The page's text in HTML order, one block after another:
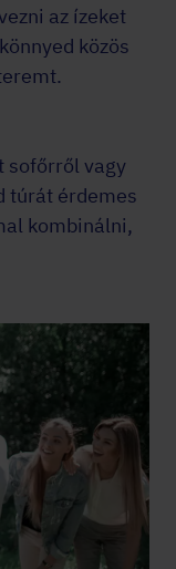
az ízeket
közös
sofőrről vagy
túrát érdemes
kombinálni,